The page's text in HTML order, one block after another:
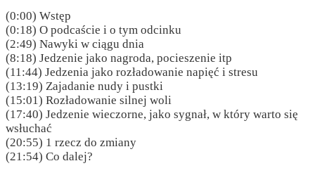
(0:00) Wstęp
(0:18) O podcaście i o tym odcinku
(2:49) Nawyki w ciągu dnia
(8:18) Jedzenie jako nagroda, pocieszenie itp
(11:44) Jedzenia jako rozładowanie napięć i stresu
(13:19) Zajadanie nudy i pustki
(15:01) Rozładowanie silnej woli
(17:40) Jedzenie wieczorne, jako sygnał, w który warto się
wsłuchać
(20:55) 1 rzecz do zmiany
(21:54) Co dalej?